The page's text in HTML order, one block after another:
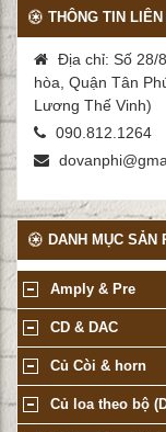
THÔNG TIN LIÊN
Địa chỉ: Số 28/
hòa, Quận Tân
Lương Thế Vinh)
090.812.1264
DANH MỤC SẢN
Amply & Pre
CD & DAC
Củ Còi & horn
Củ loa theo bộ